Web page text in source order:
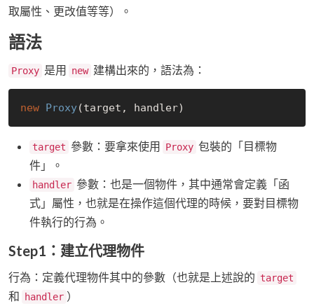
取屬性、更改值等等）。
語法
Proxy 是用 new 建構出來的，語法為：
new Proxy
target 參數：要拿來使用 Proxy 包裝的「目標物
件」。
handler 參數：也是一個物件，其中通常會定義「函
式」屬性，也就是在操作這個代理的時候，要對目標物
件執行的行為。
Step1：建立代理物件
行為：定義代理物件其中的參數（也就是上述說的 target
和 handler ）